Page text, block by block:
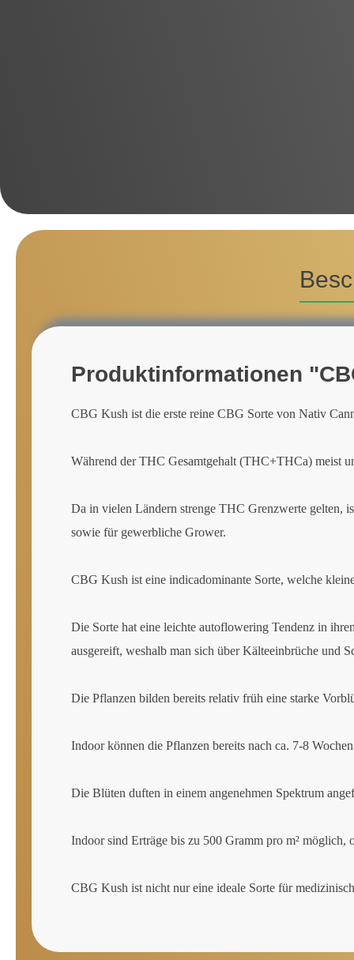
Produktinformationen
CBG Kush ist die erste reine CBG Sorte von Nativ
Während der THC Gesamtgehalt (THC+THCa) meist
Da in vielen Ländern strenge THC Grenzwerte gelten,
sowie für gewerbliche Grower.
CBG Kush ist eine indicadominante Sorte, welche
Die Sorte hat eine leichte autoflowering Tendenz in
ausgereift, weshalb man sich über Kälteeinbrüche und
Die Pflanzen bilden bereits relativ früh eine starke
Indoor können die Pflanzen bereits nach ca. 7-8
Die Blüten duften in einem angenehmen Spektrum
Indoor sind Erträge bis zu 500 Gramm pro m² möglich,
CBG Kush ist nicht nur eine ideale Sorte für